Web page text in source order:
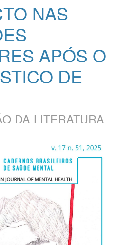
NAS
APÓS O
DE
DA LITERATURA